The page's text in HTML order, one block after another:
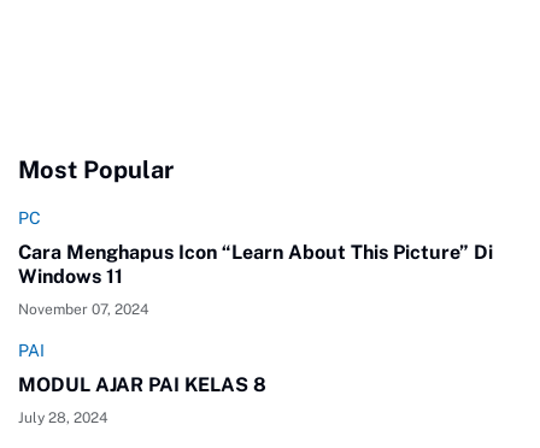
Most Popular
PC
Cara Menghapus Icon “Learn About This Picture” Di
Windows 11
November 07, 2024
PAI
MODUL AJAR PAI KELAS 8
July 28, 2024